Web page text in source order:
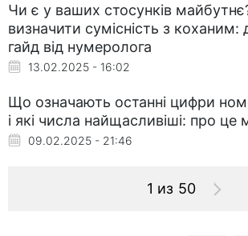
Чи є у ваших стосунків
визначити сумісність з коханим:
гайд від нумеролога
13.02.2025 - 16:02
Що означають останні цифри
і які числа найщасливіші: про це
09.02.2025 - 21:46
1 из 50